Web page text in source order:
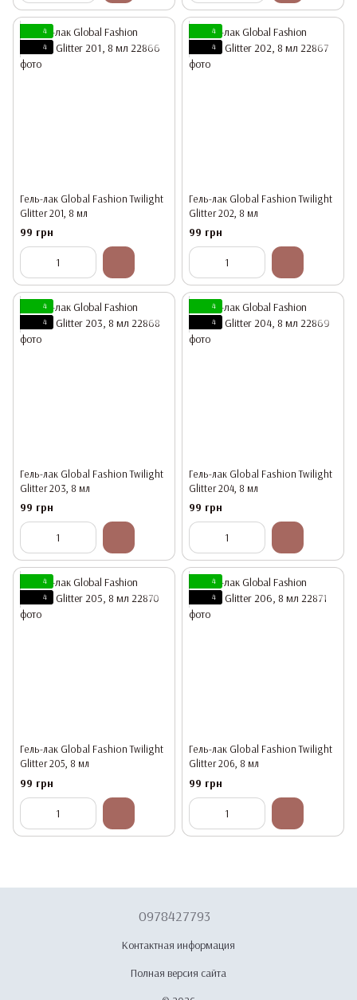
4
4
Гель-лак Global Fashion Twilight
Glitter 201, 8 мл
99 грн
4
4
Гель-лак Global Fashion Twilight
Glitter 202, 8 мл
99 грн
4
4
Гель-лак Global Fashion Twilight
Glitter 203, 8 мл
99 грн
4
4
Гель-лак Global Fashion Twilight
Glitter 204, 8 мл
99 грн
4
4
Гель-лак Global Fashion Twilight
Glitter 205, 8 мл
99 грн
4
4
Гель-лак Global Fashion Twilight
Glitter 206, 8 мл
99 грн
0978427793
Контактная информация
Полная версия сайта